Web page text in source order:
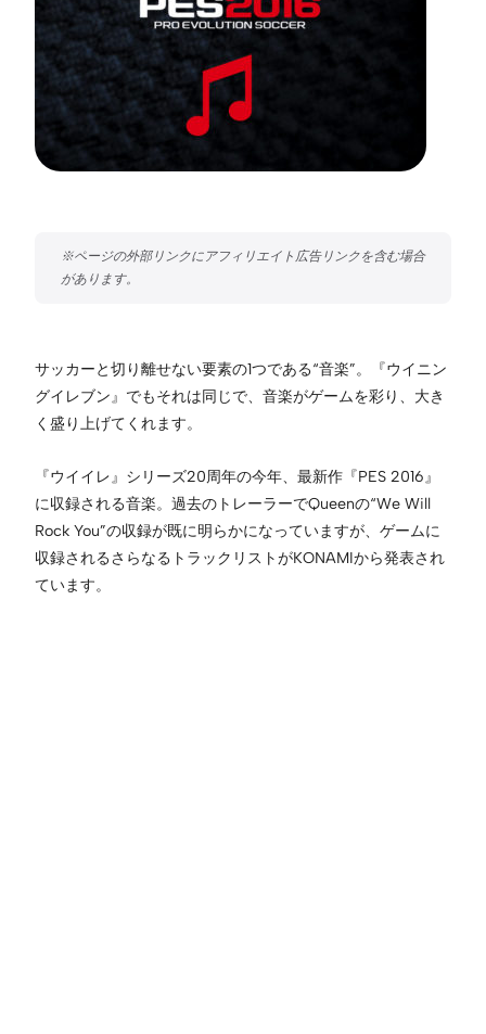
サッカーと切り離せない要素の1つである“音楽”。『ウイニン
グイレブン』でもそれは同じで、音楽がゲームを彩り、大き
く盛り上げてくれます。
『ウイイレ』シリーズ20周年の今年、最新作『PES 2016』
に収録される音楽。過去のトレーラーでQueenの“We Will
Rock You”の収録が既に明らかになっていますが、ゲームに
収録されるさらなるトラックリストがKONAMIから発表され
ています。